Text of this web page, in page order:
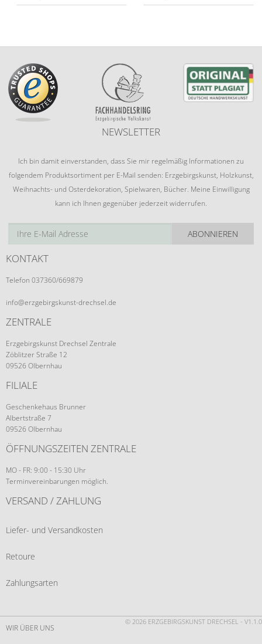
NEWSLETTER
Ich bin damit einverstanden, dass Sie mir regelmäßig Informationen zu
folgendem Produktsortiment per E-Mail senden: Erzgebirgskunst, Holzkunst,
Weihnachts- und Osterdekoration, Spielwaren, Bücher. Meine Einwilligung
kann ich Ihnen gegenüber jederzeit widerrufen.
ABONNIEREN
KONTAKT
Telefon 037360/669879
info@erzgebirgskunst-drechsel.de
ZENTRALE
Erzgebirgskunst Drechsel Zentrale
Zöblitzer Straße 12
09526 Olbernhau
FILIALE
Geschenkehaus Brunner
Albertstraße 7
09526 Olbernhau
ÖFFNUNGSZEITEN ZENTRALE
MO - FR: 9:00 - 15:30 Uhr
Terminvereinbarungen möglich.
VERSAND / ZAHLUNG
Liefer- und Versandkosten
Retoure
Zahlungsarten
© 2026 ERZGEBIRGSKUNST DRECHSEL - V1.1.0
WIR ÜBER UNS